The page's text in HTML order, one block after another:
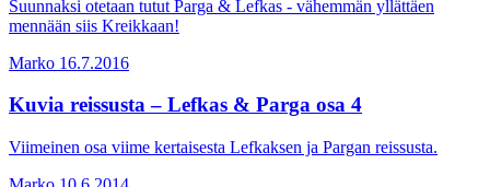
Suunnaksi otetaan tutut Parga & Lefkas - vähemmän yllättäen
mennään siis Kreikkaan!
Marko 16.7.2016
Kuvia reissusta – Lefkas & Parga osa 4
Viimeinen osa viime kertaisesta Lefkaksen ja Pargan reissusta.